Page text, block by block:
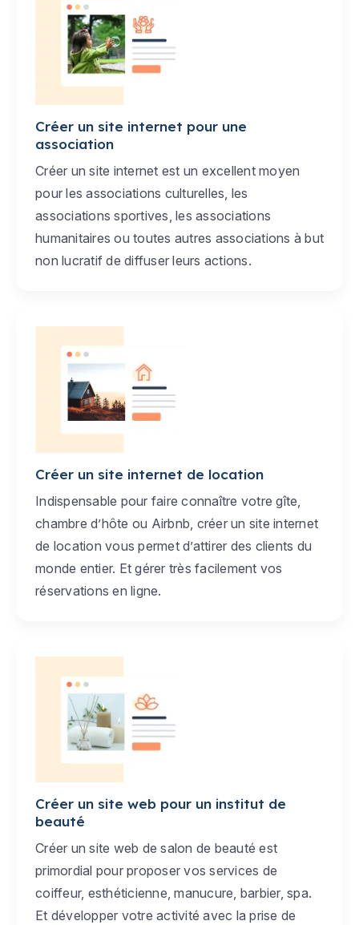
Créer un site internet pour une
association
Créer un site internet est un excellent moyen
pour les associations culturelles, les
associations sportives, les associations
humanitaires ou toutes autres associations à but
non lucratif de diffuser leurs actions.
Créer un site internet de location
Indispensable pour faire connaître votre gîte,
chambre d’hôte ou Airbnb, créer un site internet
de location vous permet d’attirer des clients du
monde entier. Et gérer très facilement vos
réservations en ligne.
Créer un site web pour un institut de
beauté
Créer un site web de salon de beauté est
primordial pour proposer vos services de
coiffeur, esthéticienne, manucure, barbier, spa.
Et développer votre activité avec la prise de